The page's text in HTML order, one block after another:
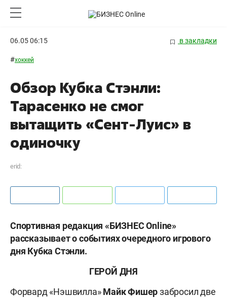
06.05 06:15 в закладки
#хоккей
Обзор Кубка Стэнли:
Тарасенко не смог
вытащить «Сент-Луис» в
одиночку
erid:
Спортивная редакция «БИЗНЕС Online»
рассказывает о событиях очередного игрового
дня Кубка Стэнли.
ГЕРОЙ ДНЯ
Форвард «Нэшвилла»Майк Фишерзабросил две